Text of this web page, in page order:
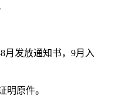
月发放通知书，9月入
明原件。